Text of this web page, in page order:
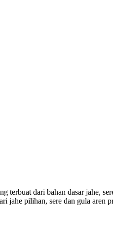
dari bahan dasar jahe,
jahe pilihan, sere dan gula